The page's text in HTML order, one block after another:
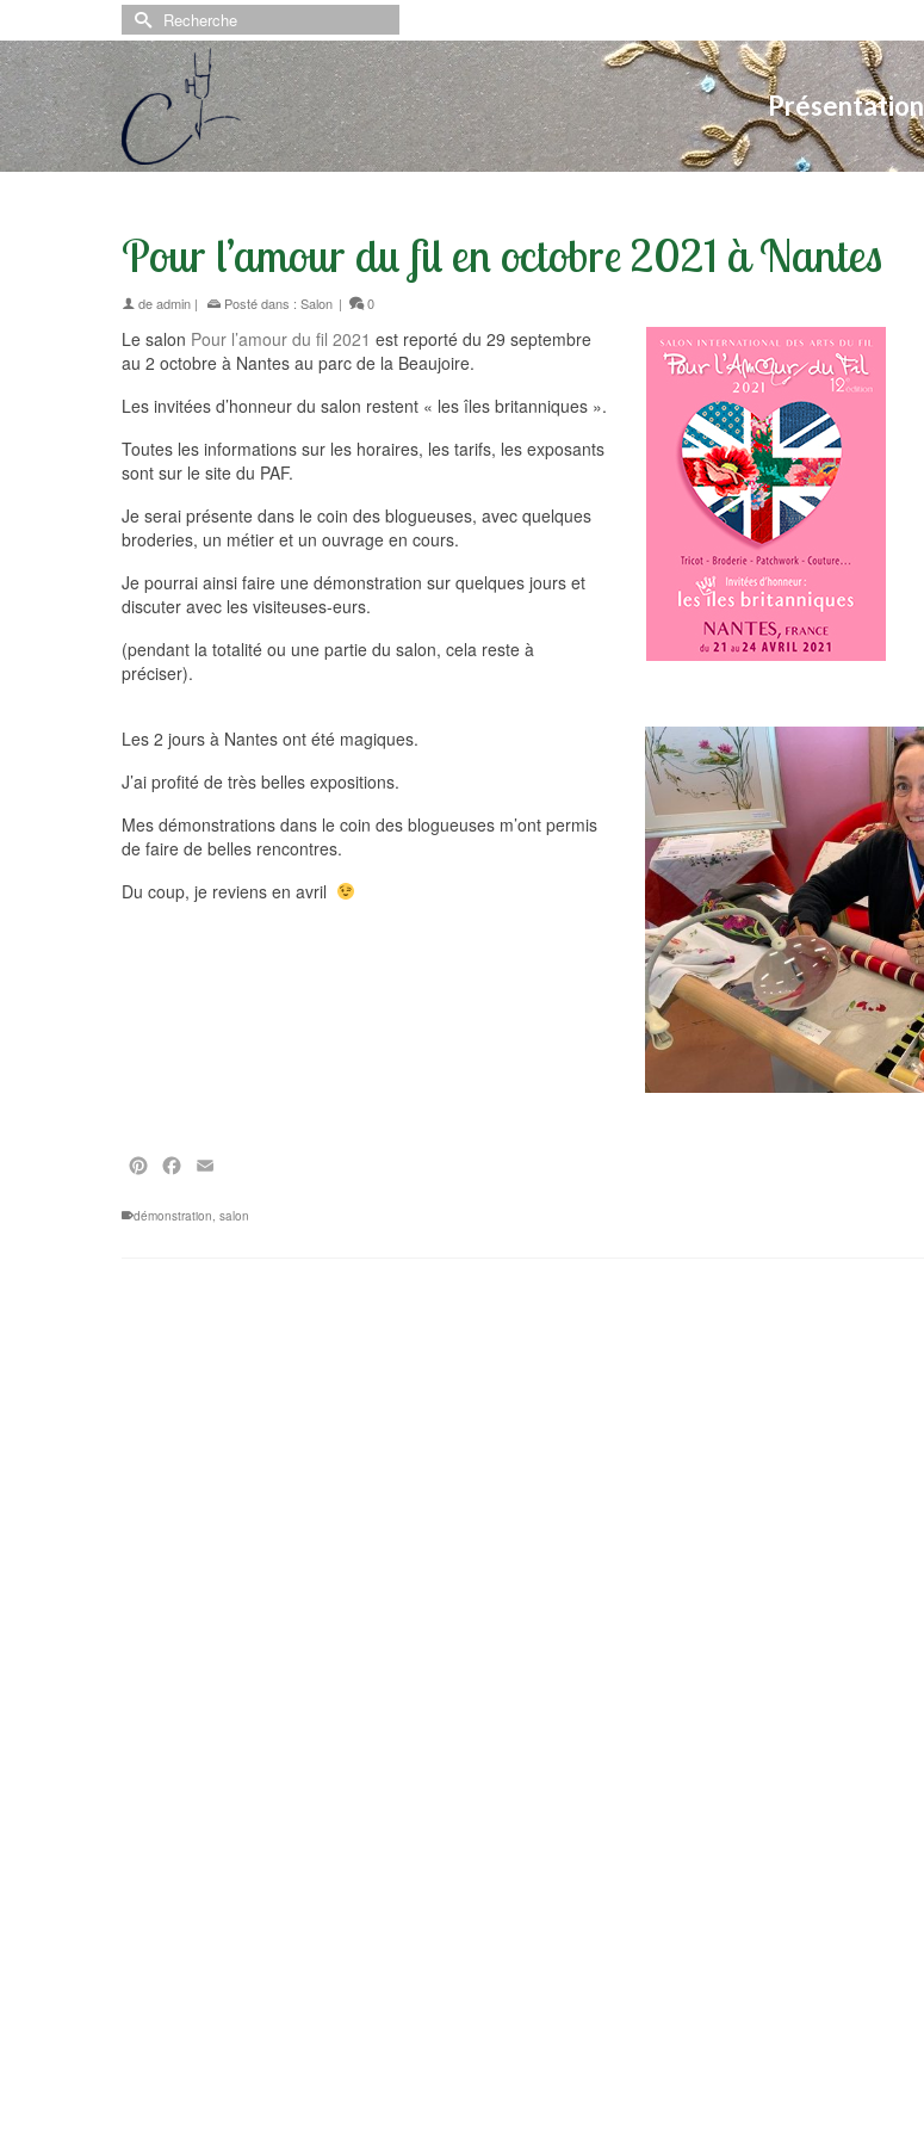
Rechercher :
Présentation
Pour l’amour du fil en octobre 2021 à Nantes
deadmin | Posté dans : Salon | 0
Le salon Pour l’amour du fil 2021 est reporté du 29 septembre
au 2 octobre à Nantes au parc de la Beaujoire.
Les invitées d’honneur du salon restent « les îles britanniques ».
Toutes les informations sur les horaires, les tarifs, les exposants
sont sur le site du PAF.
Je serai présente dans le coin des blogueuses, avec quelques
broderies, un métier et un ouvrage en cours.
Je pourrai ainsi faire une démonstration sur quelques jours et
discuter avec les visiteuses-eurs.
(pendant la totalité ou une partie du salon, cela reste à
préciser).
Les 2 jours à Nantes ont été magiques.
J’ai profité de très belles expositions.
Mes démonstrations dans le coin des blogueuses m’ont permis
de faire de belles rencontres.
Du coup, je reviens en avril
PinterestFacebook
démonstration, salon